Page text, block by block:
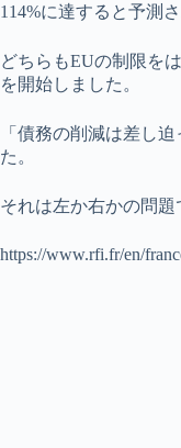
114%に達すると予測
どちらもEUの制限を
を開始しました。
「債務の削減は差し
た。
それは左か右かの問題
https://www.rfi.fr/en/